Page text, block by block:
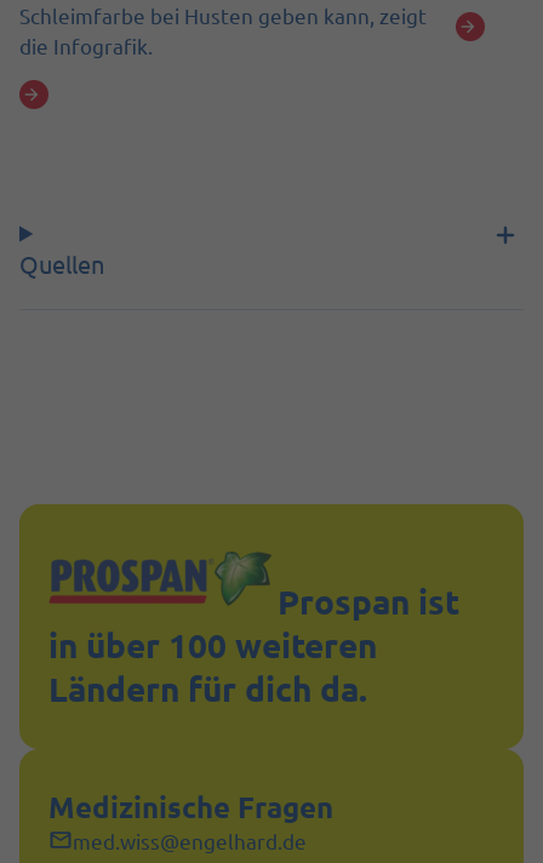
Schleimfarbe bei Husten geben kann, zeigt
die Infografik.
Quellen
Prospan ist
in über 100 weiteren
Ländern für dich da.
Medizinische Fragen
med.wiss@engelhard.de